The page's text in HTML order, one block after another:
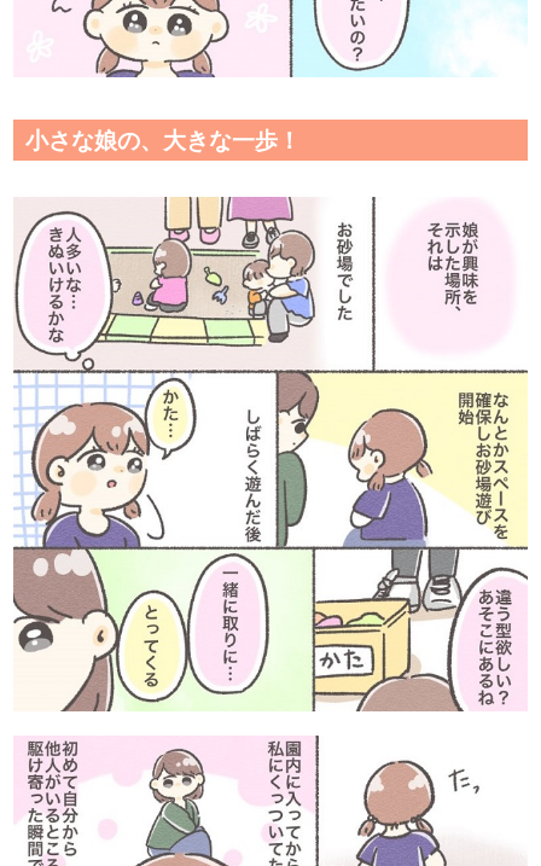
小さな娘の、大きな一歩！